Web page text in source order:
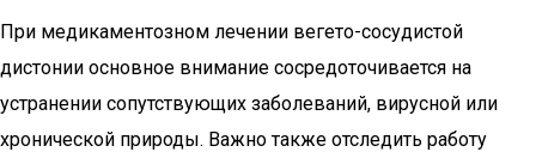
При медикаментозном лечении вегето-сосудистой
дистонии основное внимание сосредоточивается на
устранении сопутствующих заболеваний, вирусной или
хронической природы. Важно также отследить работу